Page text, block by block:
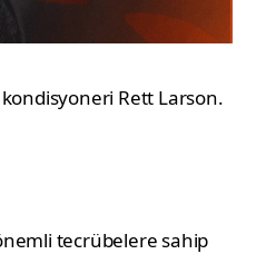
kondisyoneri Rett Larson.
tecrübelere sahip